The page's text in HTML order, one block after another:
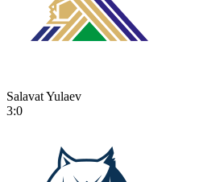
Salavat Yulaev
3:0